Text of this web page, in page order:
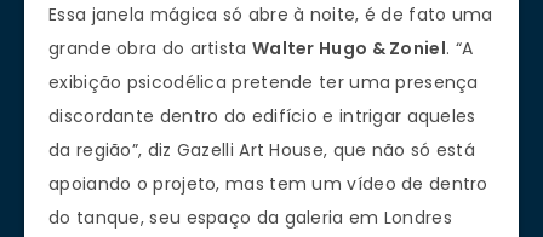
Essa janela mágica só abre à noite, é de fato uma
grande obra do artista Walter Hugo & Zoniel. “A
exibição psicodélica pretende ter uma presença
discordante dentro do edifício e intrigar aqueles
da região”, diz Gazelli Art House, que não só está
apoiando o projeto, mas tem um vídeo de dentro
do tanque, seu espaço da galeria em Londres